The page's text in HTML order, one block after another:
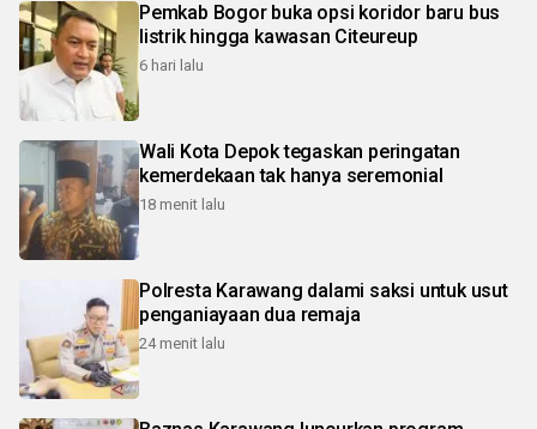
Pemkab Bogor buka opsi koridor baru bus
listrik hingga kawasan Citeureup
6 hari lalu
Wali Kota Depok tegaskan peringatan
kemerdekaan tak hanya seremonial
18 menit lalu
Polresta Karawang dalami saksi untuk usut
penganiayaan dua remaja
24 menit lalu